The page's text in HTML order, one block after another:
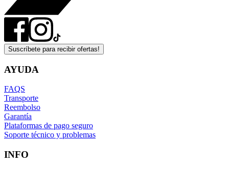
Suscríbete para recibir ofertas!
AYUDA
FAQS
Transporte
Reembolso
Garantía
Plataformas de pago seguro
Soporte técnico y problemas
INFO